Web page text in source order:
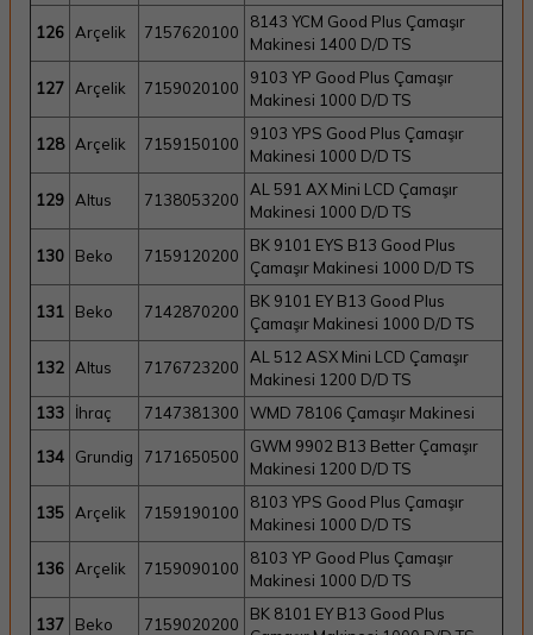
126 Arçelik 7157620100
8143 YCM Good Plus Çamaşır
Makinesi 1400 D/D TS
127 Arçelik 7159020100
9103 YP Good Plus Çamaşır
Makinesi 1000 D/D TS
128 Arçelik 7159150100
9103 YPS Good Plus Çamaşır
Makinesi 1000 D/D TS
129 Altus 7138053200
AL 591 AX Mini LCD Çamaşır
Makinesi 1000 D/D TS
130 Beko 7159120200
BK 9101 EYS B13 Good Plus
Çamaşır Makinesi 1000 D/D TS
131 Beko 7142870200
BK 9101 EY B13 Good Plus
Çamaşır Makinesi 1000 D/D TS
132 Altus 7176723200
AL 512 ASX Mini LCD Çamaşır
Makinesi 1200 D/D TS
133
İhraç 7147381300 WMD 78106 Çamaşır Makinesi
134 Grundig 7171650500
GWM 9902 B13 Better Çamaşır
Makinesi 1200 D/D TS
135 Arçelik 7159190100
8103 YPS Good Plus Çamaşır
Makinesi 1000 D/D TS
136 Arçelik 7159090100
8103 YP Good Plus Çamaşır
Makinesi 1000 D/D TS
137 Beko 7159020200
BK 8101 EY B13 Good Plus